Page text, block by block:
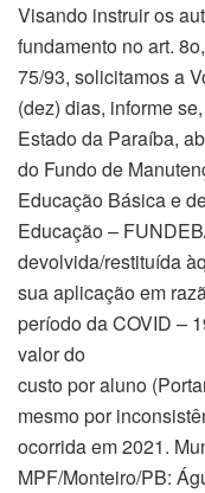
Visando instruir os
fundamento no art.
75/93, solicitamos a
(dez) dias, informe
Estado da Paraíba,
do Fundo de
Educação Básica e
Educação –
devolvida/restituída
sua aplicação em
período da COVID –
valor do
custo por aluno
mesmo por
ocorrida em 2021.
MPF/Monteiro/PB: